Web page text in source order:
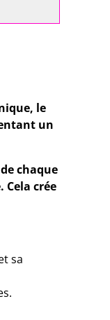
le
un
chaque
Cela crée
sa